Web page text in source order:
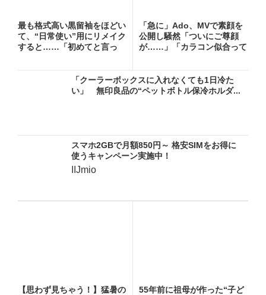
最も格式高い黒留袖をほどい
て、“日常使い”用にリメイク
すると……「初めてと言っ
「急に」Ado、MVで素顔を
公開し騒然「ついにご尊顔
が……」「カラコン似合って
「クーラーボックスに入れなくても1日冷た
い」 無印良品の“ペットボトル保冷ホルダ...
スマホ2GBで月額850円～ 格安SIMをお得に
使うキャンペーン実施中！
IIJmio
【思わず見ちゃう！】猛暑の
55年前に祖母が作った“子ど